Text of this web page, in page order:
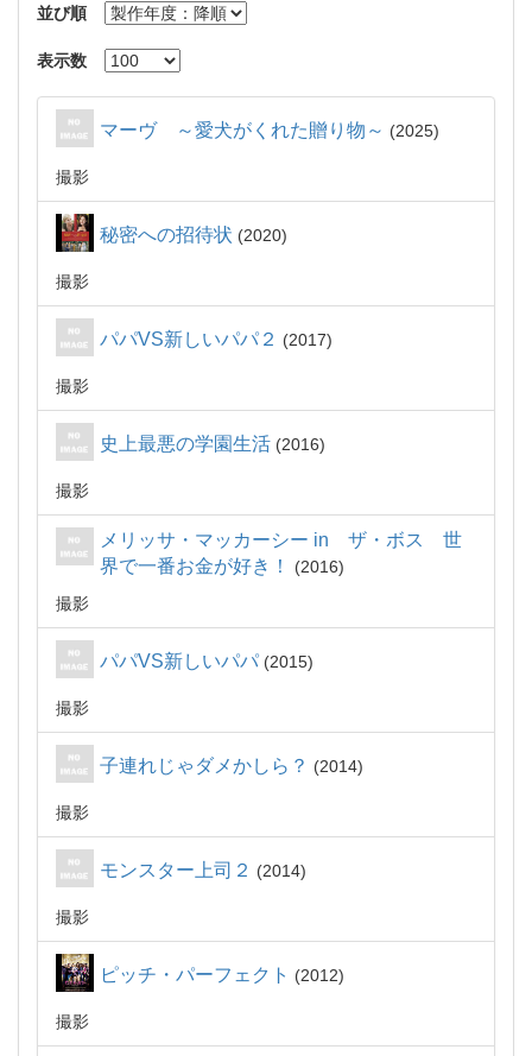
並び順
表示数
マーヴ ～愛犬がくれた贈り物～ 2025
撮影
秘密への招待状 2020
撮影
パパVS新しいパパ２ 2017
撮影
史上最悪の学園生活 2016
撮影
メリッサ・マッカーシー in ザ・ボス 世
界で一番お金が好き！
2016
撮影
パパVS新しいパパ 2015
撮影
子連れじゃダメかしら？ 2014
撮影
モンスター上司２ 2014
撮影
ピッチ・パーフェクト 2012
撮影